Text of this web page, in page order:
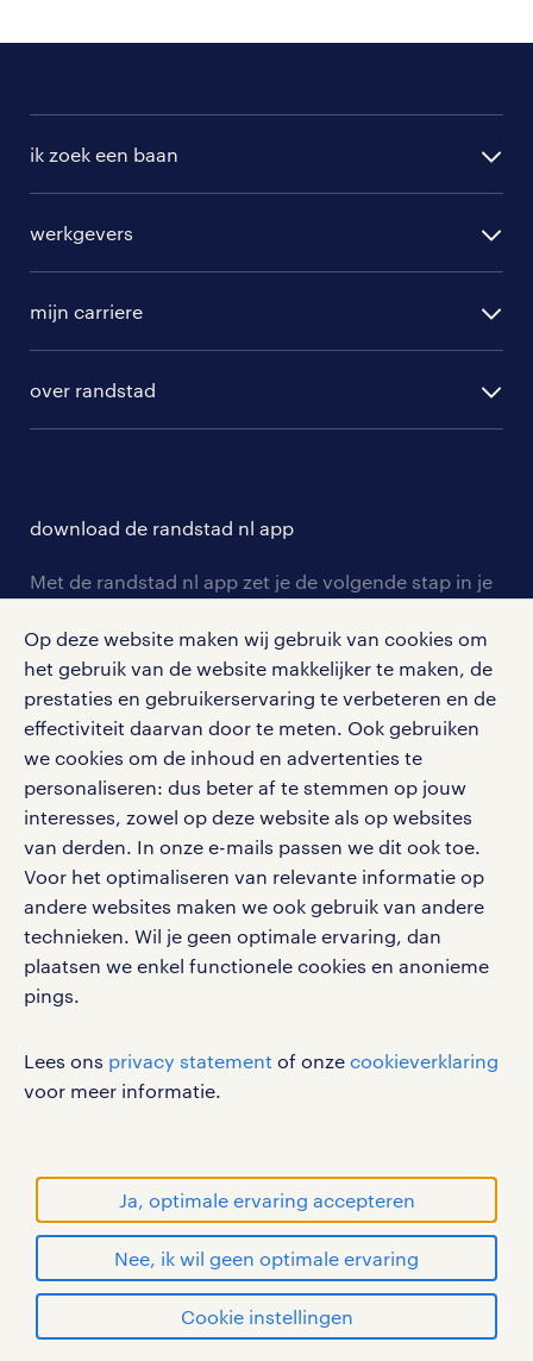
Op deze website maken wij gebruik van cookies om
het gebruik van de website makkelijker te maken, de
prestaties en gebruikerservaring te verbeteren en de
effectiviteit daarvan door te meten. Ook gebruiken
we cookies om de inhoud en advertenties te
personaliseren: dus beter af te stemmen op jouw
interesses, zowel op deze website als op websites
van derden. In onze e-mails passen we dit ook toe.
Voor het optimaliseren van relevante informatie op
andere websites maken we ook gebruik van andere
technieken. Wil je geen optimale ervaring, dan
plaatsen we enkel functionele cookies en anonieme
pings.
Lees ons privacy statement of onze cookieverklaring
voor meer informatie.
Ja, optimale ervaring accepteren
Nee, ik wil geen optimale ervaring
Cookie instellingen
solliciteren
ik zoek een baan
randstad professional
randstad digital
werkgevers
hr-diensten
branches
tarieven
personeel gezocht
aanmelden nieuwsbrief
mijn carriere
solliciteren
salarischecker
bruto-netto calculator
over randstad
onze vestigingen
pers
klachten en misstanden
download de randstad nl app
Met de randstad nl app zet je de volgende stap in je
en ontvang berichten van je intercedent.
Eenvoudig, snel en overal.
apple app store
google play store
social media
Volg ons voor de leukste content omtrent
vacatures, solliciteren en inspiratie.
werken bij randstad
disclaimer
RANDSTAD, HUMAN FORWARD en SHAPING THE